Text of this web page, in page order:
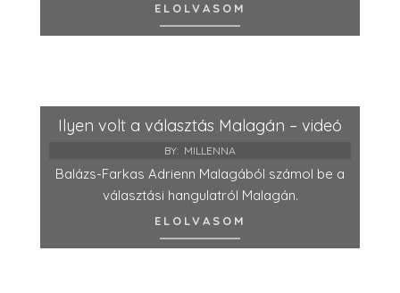
ELOLVASOM
Ilyen volt a választás Malagán – videó
BY: MILLENNA
Balázs-Farkas Adrienn Malagából számol be a
választási hangulatról Malagán.
ELOLVASOM